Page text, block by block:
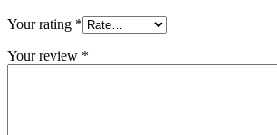
Your rating *
Your review *